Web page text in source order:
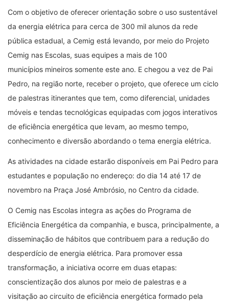
Com o objetivo de oferecer orientação sobre o uso sustentável
da energia elétrica para cerca de 300 mil alunos da rede
pública estadual, a Cemig está levando, por meio do Projeto
Cemig nas Escolas, suas equipes a mais de 100
municípios mineiros somente este ano. E chegou a vez de Pai
Pedro, na região norte, receber o projeto, que oferece um ciclo
de palestras itinerantes que tem, como diferencial, unidades
móveis e tendas tecnológicas equipadas com jogos interativos
de eficiência energética que levam, ao mesmo tempo,
conhecimento e diversão abordando o tema energia elétrica.
As atividades na cidade estarão disponíveis em Pai Pedro para
estudantes e população no endereço: do dia 14 até 17 de
novembro na Praça José Ambrósio, no Centro da cidade.
O Cemig nas Escolas integra as ações do Programa de
Eficiência Energética da companhia, e busca, principalmente, a
disseminação de hábitos que contribuem para a redução do
desperdício de energia elétrica. Para promover essa
transformação, a iniciativa ocorre em duas etapas:
conscientização dos alunos por meio de palestras e a
visitação ao circuito de eficiência energética formado pela